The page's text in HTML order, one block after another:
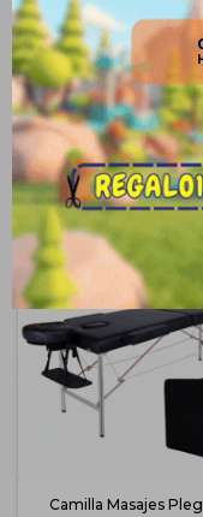
Productos
Camilla Masajes